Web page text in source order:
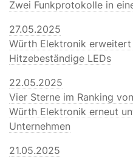
Zwei Funkprotokolle in
27.05.2025
Würth Elektronik erweitert
Hitzebeständige LEDs
22.05.2025
Vier Sterne im Ranking
Würth Elektronik erneut
Unternehmen
21.05.2025